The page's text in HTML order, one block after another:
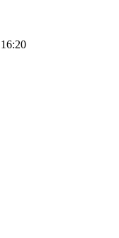
16:20